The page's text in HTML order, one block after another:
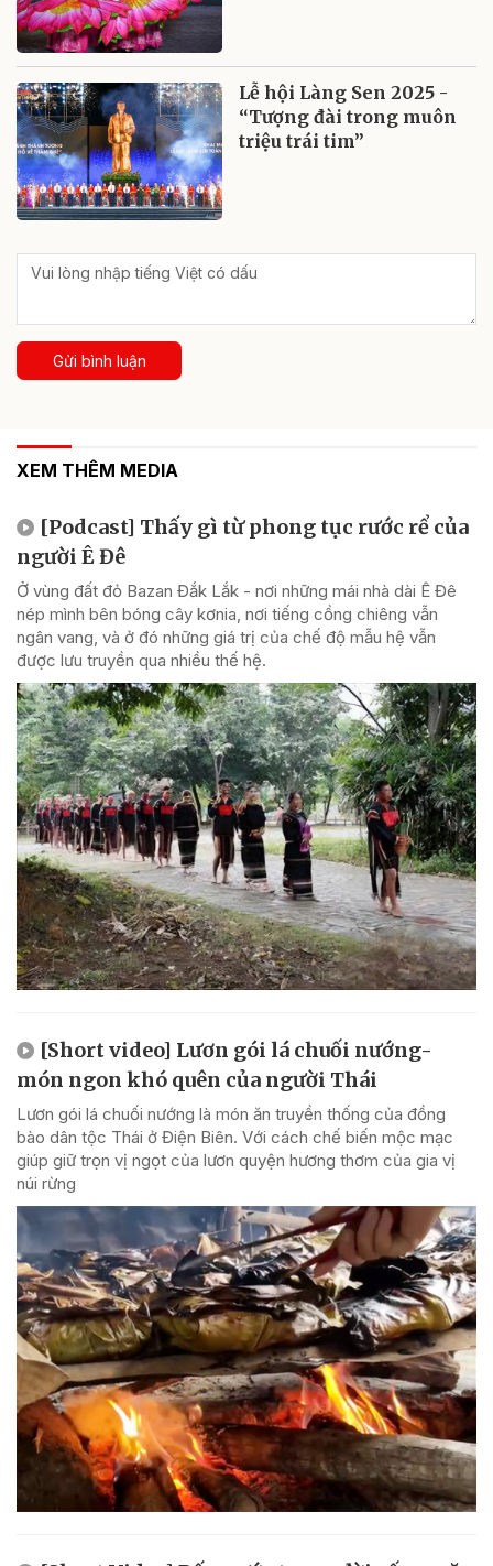
Lễ hội Làng Sen 2025 -
“Tượng đài trong muôn
triệu trái tim”
Gửi bình luận
XEM THÊM MEDIA
[Podcast] Thấy gì từ phong tục rước rể của
người Ê Đê
Ở vùng đất đỏ Bazan Đắk Lắk - nơi những mái nhà dài Ê Đê
nép mình bên bóng cây kơnia, nơi tiếng cồng chiêng vẫn
ngân vang, và ở đó những giá trị của chế độ mẫu hệ vẫn
được lưu truyền qua nhiều thế hệ.
[Short video] Lươn gói lá chuối nướng-
món ngon khó quên của người Thái
Lươn gói lá chuối nướng là món ăn truyền thống của đồng
bào dân tộc Thái ở Điện Biên. Với cách chế biến mộc mạc
giúp giữ trọn vị ngọt của lươn quyện hương thơm của gia vị
núi rừng